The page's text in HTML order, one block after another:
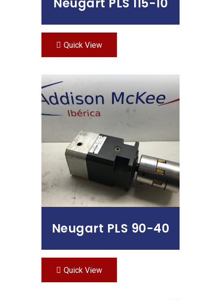
Neugart PLS 115-10
Quick View
Leer Más
Neugart PLS 90-40
Quick View